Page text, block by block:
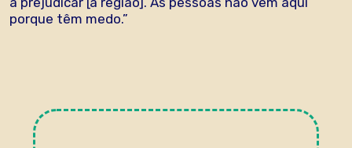
porque têm medo.”